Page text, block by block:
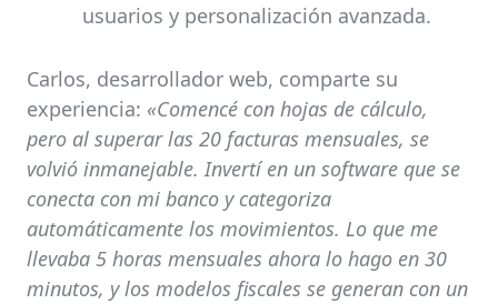
usuarios y personalización avanzada.
Carlos, desarrollador web, comparte su
experiencia: «Comencé con hojas de cálculo,
pero al superar las 20 facturas mensuales, se
volvió inmanejable. Invertí en un software que se
conecta con mi banco y categoriza
automáticamente los movimientos. Lo que me
llevaba 5 horas mensuales ahora lo hago en 30
minutos, y los modelos fiscales se generan con un